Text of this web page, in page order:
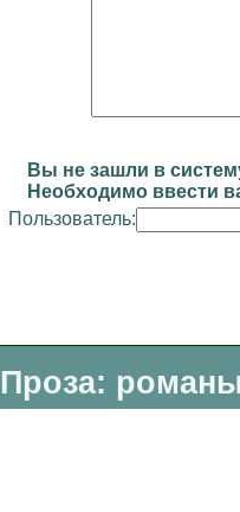
Вы не зашли в
Необходимо ввести
Пользователь:
Проза: